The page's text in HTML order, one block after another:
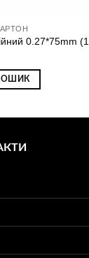
0.27*75mm